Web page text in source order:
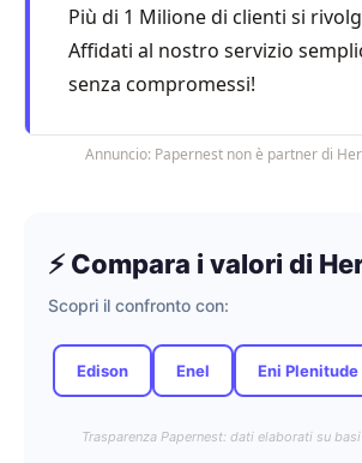
Più di 1 Milione di clienti si
Affidati al nostro servizio
senza compromessi!
Annuncio: Papernest non è partner di
⚡ Compara i valori di
Scopri il confronto con:
Edison Enel Eni Plenitude
Trasparenza Papernest: dati elaborati su basi